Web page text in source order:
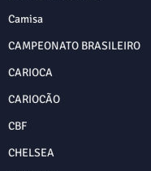
Camisa
CAMPEONATO BRASILEIRO
CARIOCA
CARIOCÃO
CBF
CHELSEA